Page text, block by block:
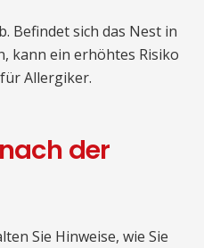
Befindet sich das Nest in
kann ein erhöhtes Risiko
Allergiker.
der
Sie Hinweise, wie Sie